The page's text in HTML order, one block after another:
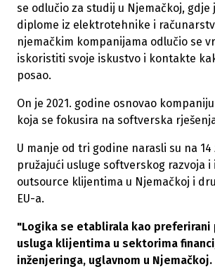
se odlučio za studij u Njemačkoj, gdje
diplome iz elektrotehnike i
njemačkim kompanijama odlučio se
iskoristiti svoje iskustvo i kontakte
posao.
On je 2021. godine osnovao
koja se fokusira na softverska
U manje od tri godine narasli su na
pružajući usluge softverskog razvoja
outsource klijentima u Njemačkoj i
EU-a.
"Logika se etablirala kao preferirani
usluga klijentima u sektorima
inženjeringa, uglavnom u